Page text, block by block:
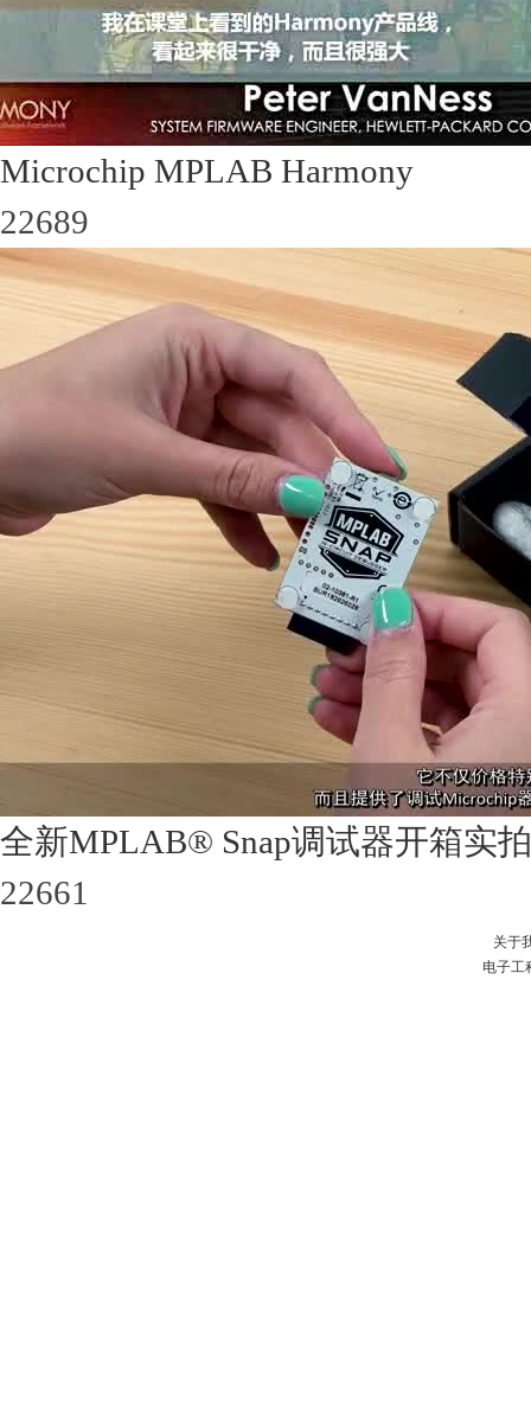
Microchip MPLAB Harmony
22689
全新MPLAB® Snap调试器开箱实拍
22661
关于
电子工